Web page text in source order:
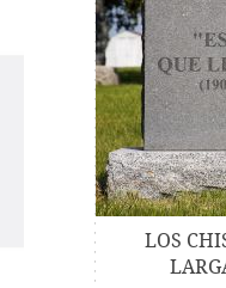
LOS